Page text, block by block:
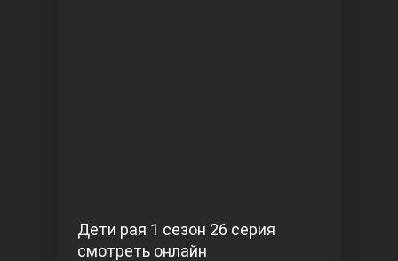
Дети рая 1 сезон 26 серия
смотреть онлайн